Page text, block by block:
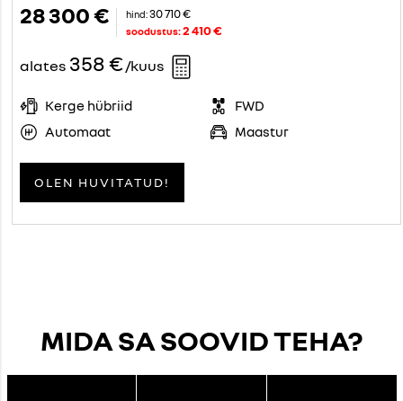
28 300 € hind: 30 710 €
soodustus:2 410 €
alates 358 €/kuus
Kerge hübriid
FWD
Automaat
Maastur
OLEN HUVITATUD!
MIDA SA SOOVID TEHA?